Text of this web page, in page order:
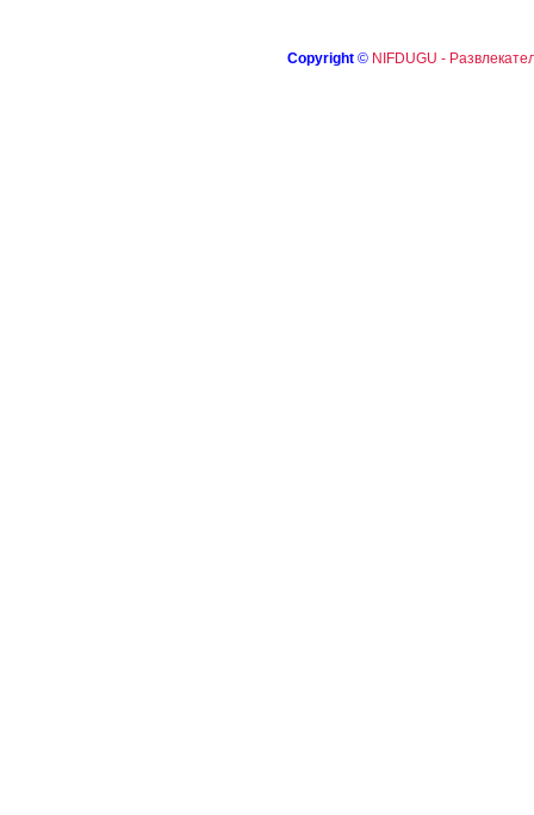
Copyright © NIFDUGU -